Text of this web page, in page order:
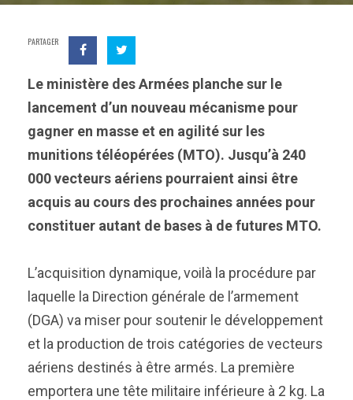
PARTAGER
Le ministère des Armées planche sur le
lancement d’un nouveau mécanisme pour
gagner en masse et en agilité sur les
munitions téléopérées (MTO). Jusqu’à 240
000 vecteurs aériens pourraient ainsi être
acquis au cours des prochaines années pour
constituer autant de bases à de futures MTO.
L’acquisition dynamique, voilà la procédure par
laquelle la Direction générale de l’armement
(DGA) va miser pour soutenir le développement
et la production de trois catégories de vecteurs
aériens destinés à être armés. La première
emportera une tête militaire inférieure à 2 kg. La